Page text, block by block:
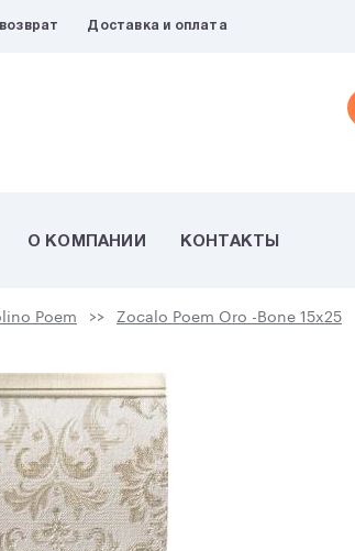
Доставка и оплата
О КОМПАНИИ КОНТАКТЫ
Poem Zocalo Poem Oro -Bone 15x25